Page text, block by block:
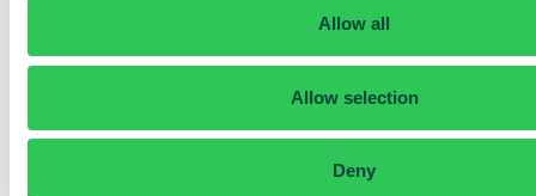
Allow all
Allow selection
Deny
“Kunderne kan nemt og hurtigt komme i kontakt med os
og tale med nogen eller har tålmodighed til at sidde i en